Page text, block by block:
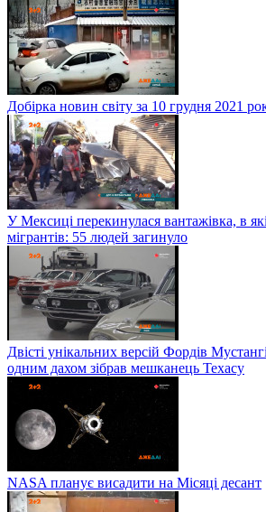
Добірка новин світу за 10 грудня 2021
У Мексиці перекинулася вантажівка, в
мігрантів: 55 людей загинуло
Двісті унікальних версій Фордів
одним дахом зібрав мешканець Техасу
NASA планує висадити на Місяці десант